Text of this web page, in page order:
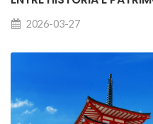
2026-03-27